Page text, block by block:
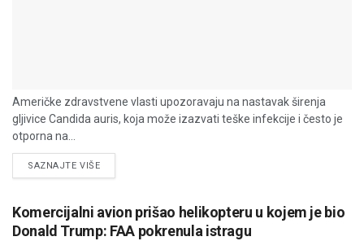
Američke zdravstvene vlasti upozoravaju na nastavak širenja
gljivice Candida auris, koja može izazvati teške infekcije i često je
otporna na...
SAZNAJTE VIŠEDETAILS
Komercijalni avion prišao helikopteru u kojem je bio
Donald Trump: FAA pokrenula istragu